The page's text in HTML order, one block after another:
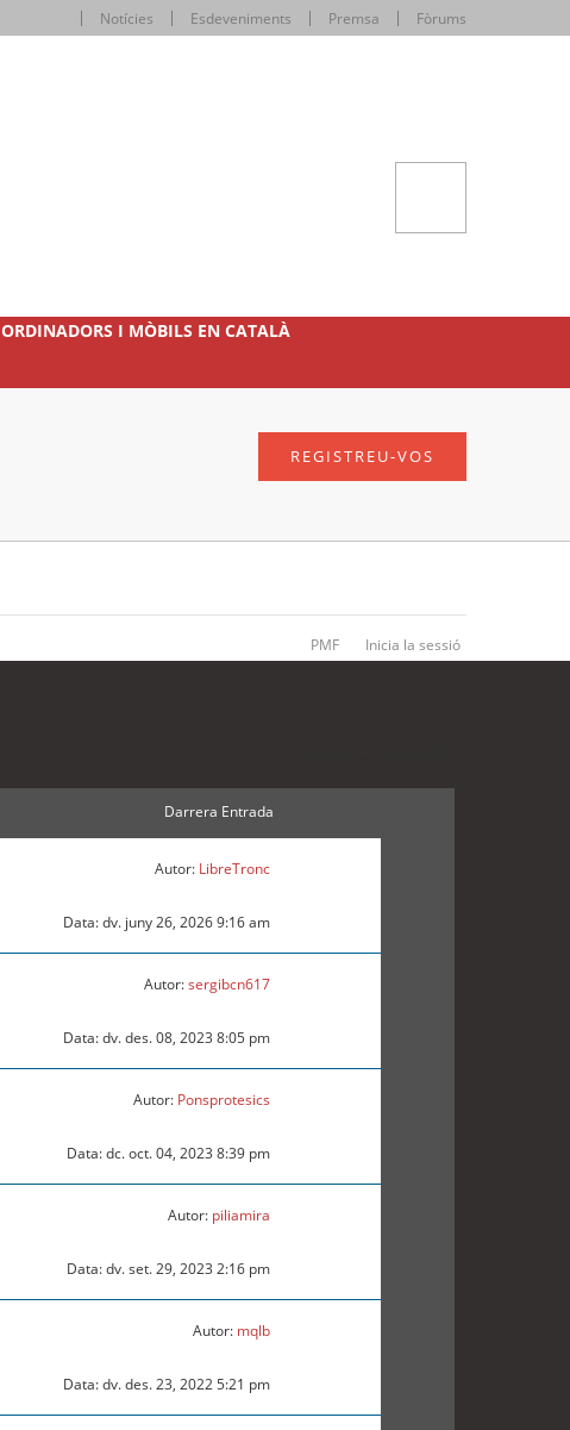
Notícies Esdeveniments Premsa Fòrums
ORDINADORS I MÒBILS EN CATALÀ
REGISTREU-VOS
PMF Inicia la sessió
Darrera Entrada
Autor: LibreTronc
Data: dv. juny 26, 2026 9:16 am
Autor:sergibcn617
Data: dv. des. 08, 2023 8:05 pm
Autor: Ponsprotesics
Data: dc. oct. 04, 2023 8:39 pm
Autor: piliamira
Data: dv. set. 29, 2023 2:16 pm
Autor: mqlb
Data: dv. des. 23, 2022 5:21 pm